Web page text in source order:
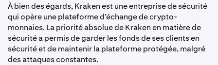
À bien des égards, Kraken est une entreprise de sécurité
qui opère une plateforme d’échange de crypto-
monnaies. La priorité absolue de Kraken en matière de
sécurité a permis de garder les fonds de ses clients en
sécurité et de maintenir la plateforme protégée, malgré
des attaques constantes.